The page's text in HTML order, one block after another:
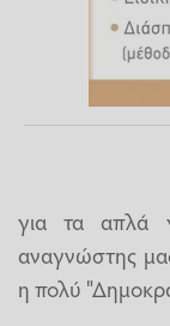
για τα απλά
αναγνώστης
η πολύ